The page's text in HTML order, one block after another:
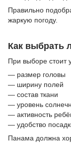
Правильно
жаркую погоду.
Как выбрать
При выборе стоит
— размер головы
— ширину полей
— состав ткани
— уровень
— активность
— удобство
Панама должна